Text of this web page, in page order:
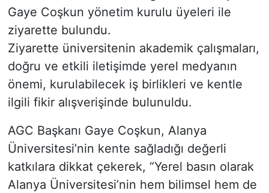
Gaye Coşkun yönetim kurulu üyeleri ile
ziyarette bulundu.
Ziyarette üniversitenin akademik çalışmaları,
doğru ve etkili iletişimde yerel medyanın
önemi, kurulabilecek iş birlikleri ve kentle
ilgili fikir alışverişinde bulunuldu.
AGC Başkanı Gaye Coşkun, Alanya
Üniversitesi’nin kente sağladığı değerli
katkılara dikkat çekerek, “Yerel basın olarak
Alanya Üniversitesi’nin hem bilimsel hem de